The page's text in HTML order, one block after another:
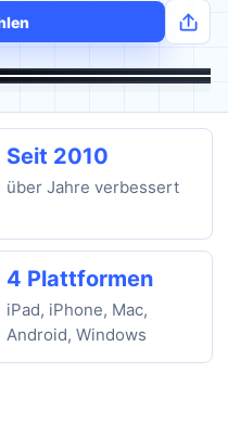
Seit 2010
über Jahre verbessert
4 Plattformen
iPad, iPhone, Mac,
Android, Windows